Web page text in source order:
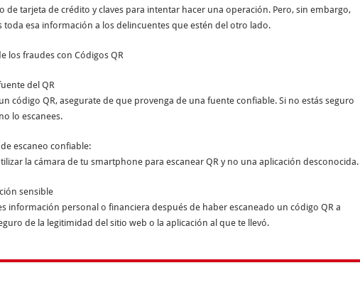
de tarjeta de crédito y claves para intentar hacer una operación. Pero, sin embargo,
toda esa información a los delincuentes que estén del otro lado.
los fraudes con Códigos QR
del QR
código QR, asegurate de que provenga de una fuente confiable. Si no estás seguro
lo escanees.
escaneo confiable:
la cámara de tu smartphone para escanear QR y no una aplicación desconocida.
sensible
información personal o financiera después de haber escaneado un código QR a
de la legitimidad del sitio web o la aplicación al que te llevó.